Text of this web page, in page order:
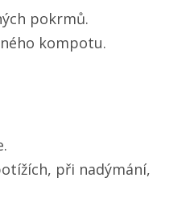
pokrmů.
kompotu.
při nadýmání,